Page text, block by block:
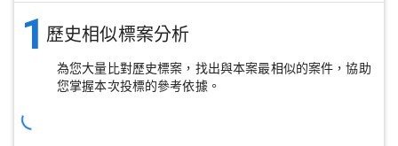
1 歷史相似標案分析
為您大量比對歷史標案，找出與本案最相似的案件，協助
您掌握本次投標的參考依據。